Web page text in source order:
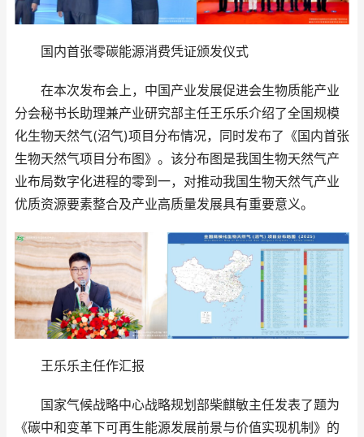
国内首张零碳能源消费凭证颁发仪式
在本次发布会上，中国产业发展促进会生物质能产业
分会秘书长助理兼产业研究部主任王乐乐介绍了全国规模
化生物天然气(沼气)项目分布情况，同时发布了《国内首张
生物天然气项目分布图》。该分布图是我国生物天然气产
业布局数字化进程的零到一，对推动我国生物天然气产业
优质资源要素整合及产业高质量发展具有重要意义。
王乐乐主任作汇报
国家气候战略中心战略规划部柴麒敏主任发表了题为
《碳中和变革下可再生能源发展前景与价值实现机制》的